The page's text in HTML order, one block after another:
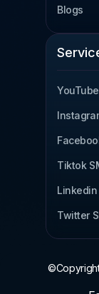
SMM
SMM
Read
Blogs
Tiktok
Twitter